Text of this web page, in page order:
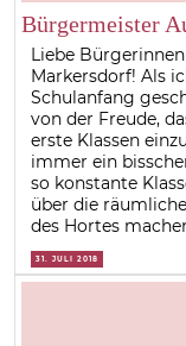
Bürgermeister
Liebe
Markersdorf! Als
Schulanfang
von der Freude,
erste Klassen
immer ein
so konstante
über die
des Hortes
31. JULI 2018